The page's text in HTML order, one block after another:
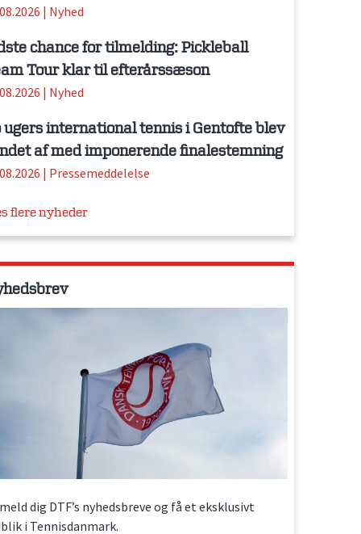
| Nyhed
chance for tilmelding: Pickleball
Tour klar til efterårssæson
| Nyhed
ugers international tennis i Gentofte blev
af med imponerende finalestemning
| Pressemeddelelse
flere nyheder
dig DTF’s nyhedsbreve og få et eksklusivt
i Tennisdanmark.